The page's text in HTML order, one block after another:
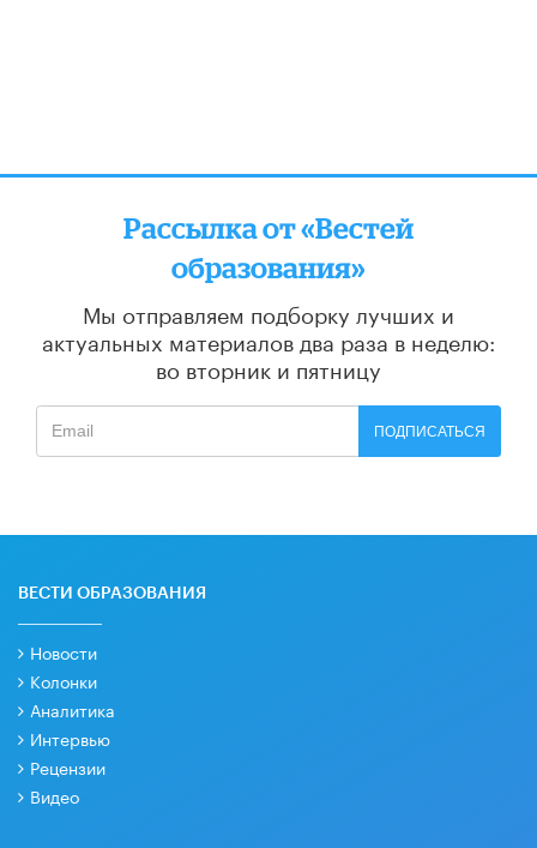
Рассылка от «Вестей
образования»
Мы отправляем подборку лучших и
актуальных материалов два раза в неделю:
во вторник и пятницу
ПОДПИСАТЬСЯ
ВЕСТИ ОБРАЗОВАНИЯ
Новости
Колонки
Аналитика
Интервью
Рецензии
Видео